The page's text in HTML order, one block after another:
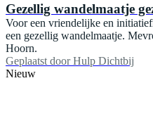
Gezellig wandelmaatje
Voor een vriendelijke en
een gezellig wandelmaatje.
Hoorn.
Geplaatst door Hulp Dichtbij
Nieuw